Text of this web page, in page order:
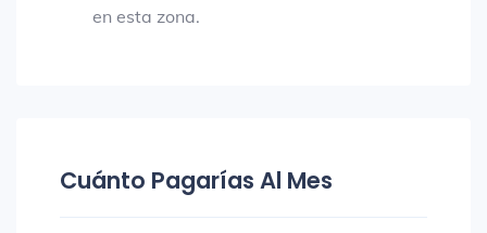
en esta zona.
Cuánto Pagarías Al Mes